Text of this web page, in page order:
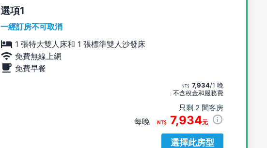
選項
一經訂房不可取消
1 張特大雙人床和 1 張標準雙人沙發床
免費無線上網
免費早餐
7,934/1 晚
不含稅金和服務費
只剩 2 間客房
每晚 7,934元
選擇此房型